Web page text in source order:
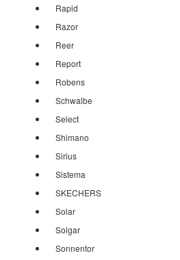
Rapid
Razor
Reer
Report
Robens
Schwalbe
Select
Shimano
Sirius
Sistema
SKECHERS
Solar
Solgar
Sonnentor